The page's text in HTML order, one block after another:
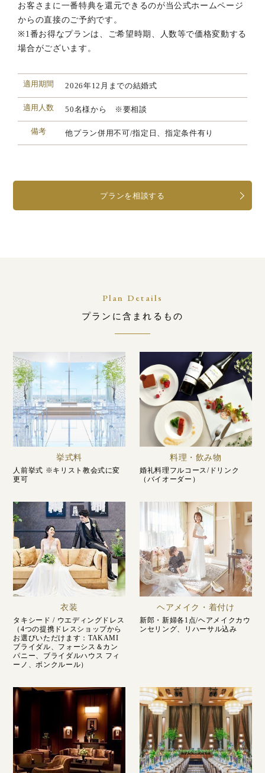
お客さまに一番特典を還元できるのが当公式ホームページ
からの直接のご予約です。
※1番お得なプランは、ご希望時期、人数等で価格変動する
場合がございます。
適用期間 2026年12月までの結婚式
適用人数 50名様から ※要相談
備考 他プラン併用不可/指定日、指定条件有り
プランを相談する
Plan Details
プランに含まれるもの
挙式料
人前挙式 ※キリスト教会式に変
更可
料理・飲み物
婚礼料理フルコース/ドリンク
（バイオーダー）
衣装
タキシード / ウエディングドレス
（4つの提携ドレスショップから
お選びいただけます：TAKAMI
ブライダル、フォーシス＆カン
パニー、ブライダルハウス フィ
ーノ、ボンクルール）
ヘアメイク・着付け
新郎・新婦各1点/ヘアメイクカウ
ンセリング、リハーサル込み